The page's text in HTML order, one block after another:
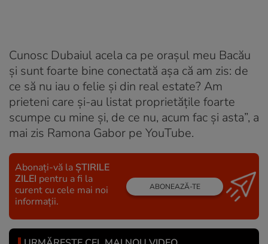
Cunosc Dubaiul acela ca pe orașul meu Bacău
și sunt foarte bine conectată așa că am zis: de
ce să nu iau o felie și din real estate? Am
prieteni care și-au listat proprietățile foarte
scumpe cu mine și, de ce nu, acum fac și asta”, a
mai zis Ramona Gabor pe YouTube.
Abonați-vă la ȘTIRILE
ZILEI pentru a fi la
curent cu cele mai noi
informații.
ABONEAZĂ-TE